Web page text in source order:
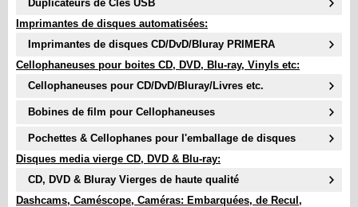
Duplicateurs de Clés USB
Imprimantes de disques automatisées:
Imprimantes de disques CD/DvD/Bluray PRIMERA
Cellophaneuses pour boites CD, DVD, Blu-ray, Vinyls etc:
Cellophaneuses pour CD/DvD/Bluray/Livres etc.
Bobines de film pour Cellophaneuses
Pochettes & Cellophanes pour l'emballage de disques
Disques media vierge CD, DVD & Blu-ray:
CD, DVD & Bluray Vierges de haute qualité
Dashcams, Caméscope, Caméras: Embarquées, de Recul,